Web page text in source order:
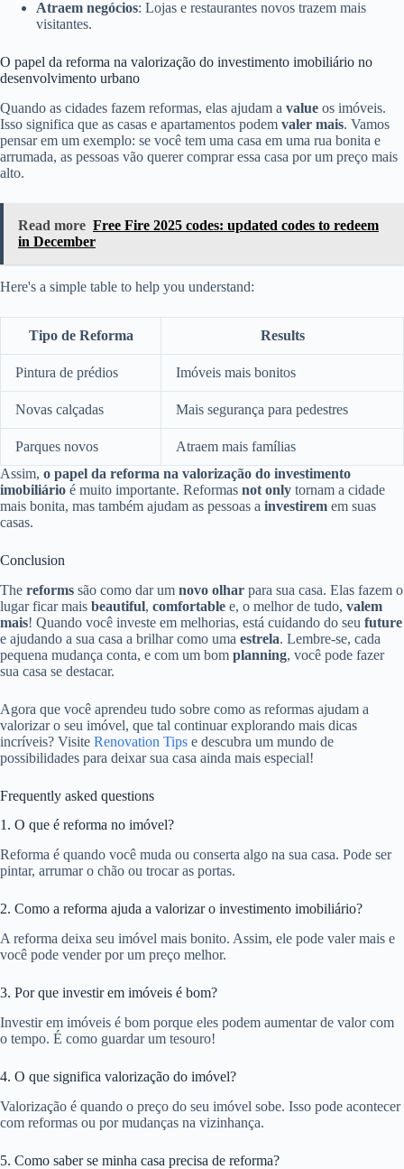
Atraem negócios: Lojas e restaurantes novos trazem mais
visitantes.
O papel da reforma na valorização do investimento imobiliário no
desenvolvimento urbano
Quando as cidades fazem reformas, elas ajudam a value os imóveis.
Isso significa que as casas e apartamentos podem valer mais. Vamos
pensar em um exemplo: se você tem uma casa em uma rua bonita e
arrumada, as pessoas vão querer comprar essa casa por um preço mais
alto.
Read more Free Fire 2025 codes: updated codes to redeem
in December
Here's a simple table to help you understand:
Tipo de Reforma Results
Pintura de prédios Imóveis mais bonitos
Novas calçadas Mais segurança para pedestres
Parques novos
Atraem mais famílias
Assim, o papel da reforma na valorização do investimento
imobiliário é muito importante. Reformas not only tornam a cidade
mais bonita, mas também ajudam as pessoas a investirem em suas
casas.
Conclusion
The reforms são como dar um novo olhar para sua casa. Elas fazem o
lugar ficar mais beautiful, comfortable e, o melhor de tudo, valem
mais! Quando você investe em melhorias, está cuidando do seu future
e ajudando a sua casa a brilhar como uma estrela. Lembre-se, cada
pequena mudança conta, e com um bom planning, você pode fazer
sua casa se destacar.
Agora que você aprendeu tudo sobre como as reformas ajudam a
valorizar o seu imóvel, que tal continuar explorando mais dicas
incríveis? Visite Renovation Tips e descubra um mundo de
possibilidades para deixar sua casa ainda mais especial!
Frequently asked questions
1. O que é reforma no imóvel?
Reforma é quando você muda ou conserta algo na sua casa. Pode ser
pintar, arrumar o chão ou trocar as portas.
2. Como a reforma ajuda a valorizar o investimento imobiliário?
A reforma deixa seu imóvel mais bonito. Assim, ele pode valer mais e
você pode vender por um preço melhor.
3. Por que investir em imóveis é bom?
Investir em imóveis é bom porque eles podem aumentar de valor com
o tempo. É como guardar um tesouro!
4. O que significa valorização do imóvel?
Valorização é quando o preço do seu imóvel sobe. Isso pode acontecer
com reformas ou por mudanças na vizinhança.
5. Como saber se minha casa precisa de reforma?